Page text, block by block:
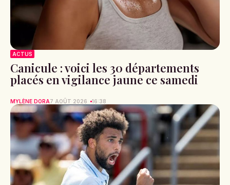
ACTUS
Canicule : voici les 30 départements
placés en vigilance jaune ce samedi
MYLÈNE DORA7 AOÛT 2026 16:38